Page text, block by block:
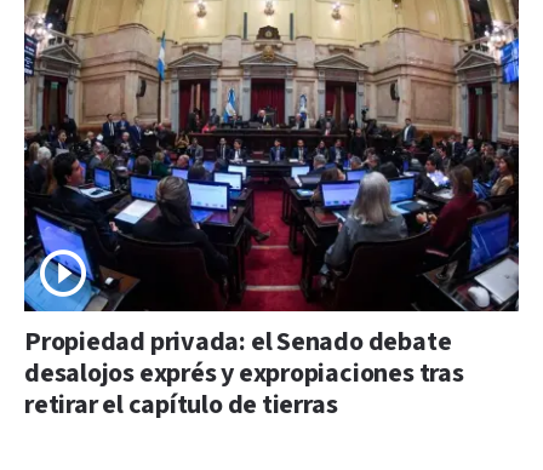
Propiedad privada: el Senado debate
desalojos exprés y expropiaciones tras
retirar el capítulo de tierras